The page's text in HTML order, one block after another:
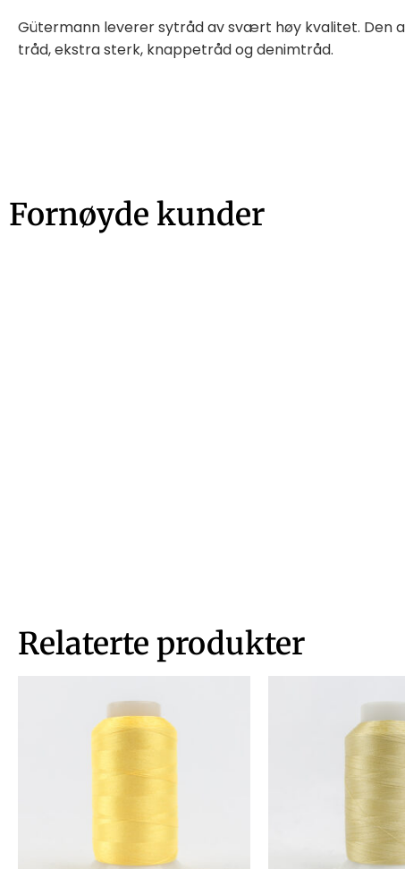
Gütermann leverer sytråd av svært høy kvalitet. Den
tråd, ekstra sterk, knappetråd og denimtråd.
Fornøyde kunder
Relaterte produkter